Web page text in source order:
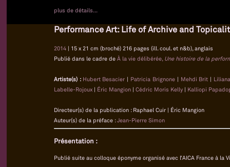
plus de détails...
Performance Art: Life of Archive and
2014 | 15 x 21 cm (broché) 216 pages (ill. coul. et n&b), anglais
Publié dans le cadre de À la vie délibérée, Une histoire de la
Artiste(s) : Hubert Besacier | Patricia Brignone| Mehdi Brit |
Labelle-Rojoux | Éric Mangion | Cédric Moris Kelly | Kalliopi
Directeur(s) de la publication : Raphael Cuir | Éric Mangion
Auteur(s) de la préface :Jean-Pierre Simon
Présentation :
Publié suite au colloque éponyme organisé avec l’AICA France à la